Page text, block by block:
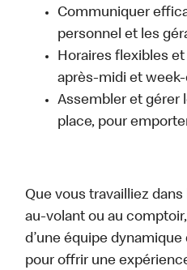
Communiquer
personnel et les
Horaires flexibles
après-midi et
Assembler et gérer
place, pour
Que vous travailliez
au-volant ou au
d’une équipe
pour offrir une